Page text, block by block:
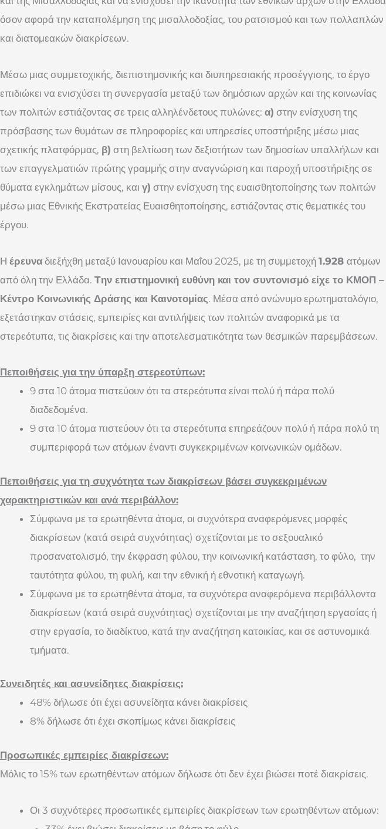
όσον αφορά την καταπολέμηση της μισαλλοδοξίας, του ρατσισμού και των πολλαπλών
και διατομεακών διακρίσεων.
Μέσω μιας συμμετοχικής, διεπιστημονικής και διυπηρεσιακής προσέγγισης, το έργο
επιδιώκει να ενισχύσει τη συνεργασία μεταξύ των δημόσιων αρχών και της κοινωνίας
των πολιτών εστιάζοντας σε τρεις αλληλένδετους πυλώνες: α) στην ενίσχυση της
πρόσβασης των θυμάτων σε πληροφορίες και υπηρεσίες υποστήριξης μέσω μιας
σχετικής πλατφόρμας, β) στη βελτίωση των δεξιοτήτων των δημοσίων υπαλλήλων και
των επαγγελματιών πρώτης γραμμής στην αναγνώριση και παροχή υποστήριξης σε
θύματα εγκλημάτων μίσους, και γ) στην ενίσχυση της ευαισθητοποίησης των πολιτών
μέσω μιας Εθνικής Εκστρατείας Ευαισθητοποίησης, εστιάζοντας στις θεματικές του
έργου.
Η έρευνα διεξήχθη μεταξύ Ιανουαρίου και Μαΐου 2025, με τη συμμετοχή 1.928 ατόμων
από όλη την Ελλάδα. Tην επιστημονική ευθύνη και τον συντονισμό είχε το ΚΜΟΠ –
Κέντρο Κοινωνικής Δράσης και Καινοτομίας. Μέσα από ανώνυμο ερωτηματολόγιο,
εξετάστηκαν στάσεις, εμπειρίες και αντιλήψεις των πολιτών αναφορικά με τα
στερεότυπα, τις διακρίσεις και την αποτελεσματικότητα των θεσμικών παρεμβάσεων.
Πεποιθήσεις για την ύπαρξη στερεοτύπων:
9 στα 10 άτομα πιστεύουν ότι τα στερεότυπα είναι πολύ ή πάρα πολύ
διαδεδομένα.
9 στα 10 άτομα πιστεύουν ότι τα στερεότυπα επηρεάζουν πολύ ή πάρα πολύ τη
συμπεριφορά των ατόμων έναντι συγκεκριμένων κοινωνικών ομάδων.
Πεποιθήσεις για τη συχνότητα των διακρίσεων βάσει συγκεκριμένων
χαρακτηριστικών και ανά περιβάλλον:
Σύμφωνα με τα ερωτηθέντα άτομα, οι συχνότερα αναφερόμενες μορφές
διακρίσεων (κατά σειρά συχνότητας) σχετίζονται με το σεξουαλικό
προσανατολισμό, την έκφραση φύλου, την κοινωνική κατάσταση, το φύλο, την
ταυτότητα φύλου, τη φυλή, και την εθνική ή εθνοτική καταγωγή.
Σύμφωνα με τα ερωτηθέντα άτομα, τα συχνότερα αναφερόμενα περιβάλλοντα
διακρίσεων (κατά σειρά συχνότητας) σχετίζονται με την αναζήτηση εργασίας ή
στην εργασία, το διαδίκτυο, κατά την αναζήτηση κατοικίας, και σε αστυνομικά
τμήματα.
Συνειδητές και ασυνείδητες διακρίσεις:
48% δήλωσε ότι έχει ασυνείδητα κάνει διακρίσεις
8% δήλωσε ότι έχει σκοπίμως κάνει διακρίσεις
Προσωπικές εμπειρίες διακρίσεων:
Μόλις το 15% των ερωτηθέντων ατόμων δήλωσε ότι δεν έχει βιώσει ποτέ διακρίσεις.
Οι 3 συχνότερες προσωπικές εμπειρίες διακρίσεων των ερωτηθέντων ατόμων: